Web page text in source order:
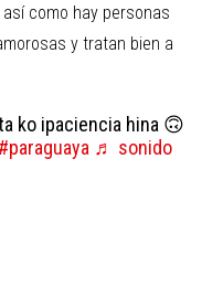
como hay personas
y tratan bien a
ko ipaciencia hina 🙃
#paraguaya ♬ sonido